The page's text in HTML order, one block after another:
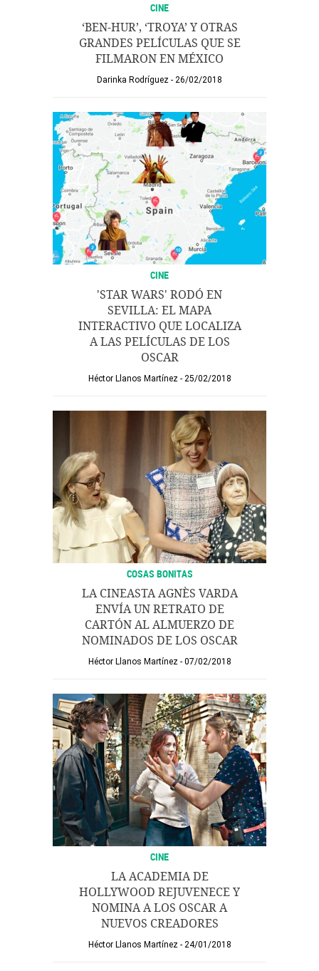
CINE
‘BEN-HUR’, ‘TROYA’ Y OTRAS
GRANDES PELÍCULAS QUE SE
FILMARON EN MÉXICO
Darinka Rodríguez 26/02/2018
CINE
'STAR WARS' RODÓ EN
SEVILLA: EL MAPA
INTERACTIVO QUE LOCALIZA
A LAS PELÍCULAS DE LOS
OSCAR
Héctor Llanos Martínez 25/02/2018
COSAS BONITAS
LA CINEASTA AGNÈS VARDA
ENVÍA UN RETRATO DE
CARTÓN AL ALMUERZO DE
NOMINADOS DE LOS OSCAR
Héctor Llanos Martínez 07/02/2018
CINE
LA ACADEMIA DE
HOLLYWOOD REJUVENECE Y
NOMINA A LOS OSCAR A
NUEVOS CREADORES
Héctor Llanos Martínez 24/01/2018